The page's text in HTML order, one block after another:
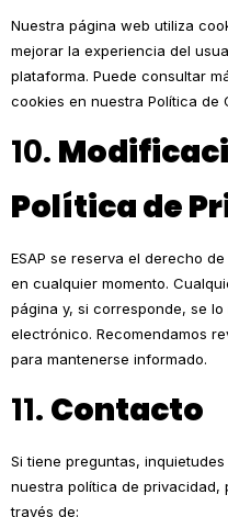
Nuestra página web utiliza
mejorar la experiencia del
plataforma. Puede consultar
cookies en nuestra Política de
10.
Política de
ESAP se reserva el derecho
en cualquier momento.
página y, si corresponde, se
electrónico. Recomendamos
para mantenerse informado.
11. Contacto
Si tiene preguntas,
nuestra política de privacidad,
través de: